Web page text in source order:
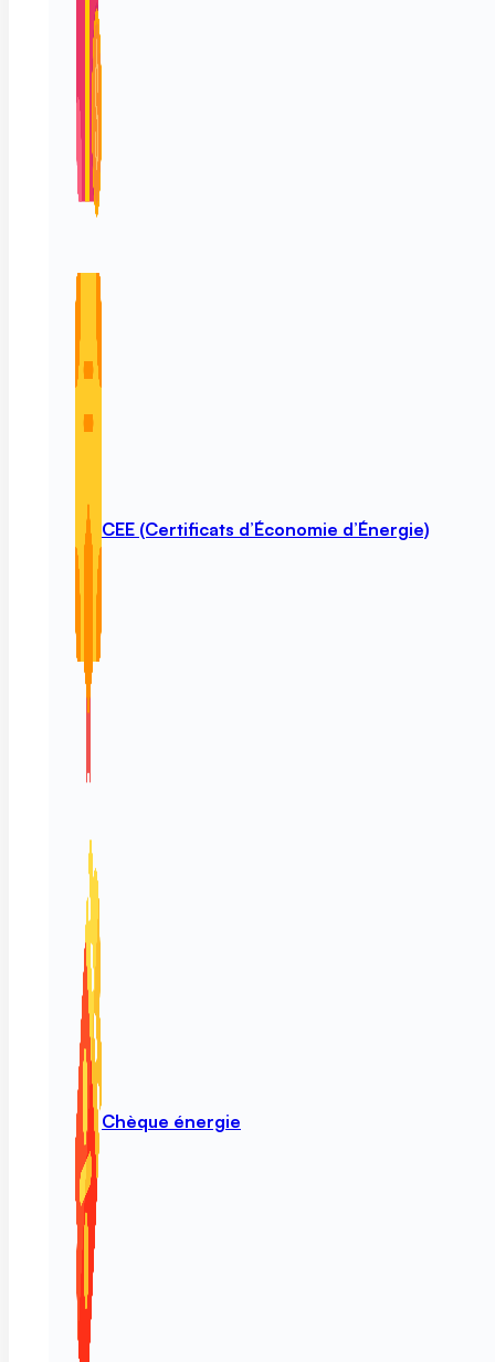
CEE (Certificats d’Économie d’Énergie)
Chèque énergie